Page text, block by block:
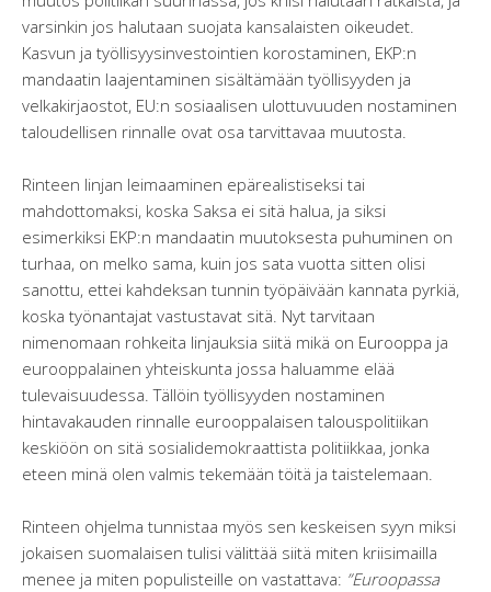
varsinkin jos halutaan suojata kansalaisten oikeudet.
Kasvun ja työllisyysinvestointien korostaminen, EKP:n
mandaatin laajentaminen sisältämään työllisyyden ja
velkakirjaostot, EU:n sosiaalisen ulottuvuuden nostaminen
taloudellisen rinnalle ovat osa tarvittavaa muutosta.
Rinteen linjan leimaaminen epärealistiseksi tai
mahdottomaksi, koska Saksa ei sitä halua, ja siksi
esimerkiksi EKP:n mandaatin muutoksesta puhuminen on
turhaa, on melko sama, kuin jos sata vuotta sitten olisi
sanottu, ettei kahdeksan tunnin työpäivään kannata pyrkiä,
koska työnantajat vastustavat sitä. Nyt tarvitaan
nimenomaan rohkeita linjauksia siitä mikä on Eurooppa ja
eurooppalainen yhteiskunta jossa haluamme elää
tulevaisuudessa. Tällöin työllisyyden nostaminen
hintavakauden rinnalle eurooppalaisen talouspolitiikan
keskiöön on sitä sosialidemokraattista politiikkaa, jonka
eteen minä olen valmis tekemään töitä ja taistelemaan.
Rinteen ohjelma tunnistaa myös sen keskeisen syyn miksi
jokaisen suomalaisen tulisi välittää siitä miten kriisimailla
menee ja miten populisteille on vastattava: ”Euroopassa